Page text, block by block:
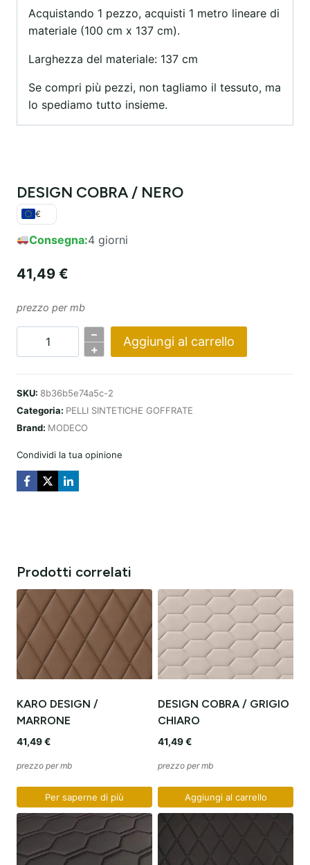
Acquistando 1 pezzo, acquisti 1 metro lineare di
materiale (100 cm x 137 cm).
Larghezza del materiale: 137 cm
Se compri più pezzi, non tagliamo il tessuto, ma
lo spediamo tutto insieme.
DESIGN COBRA / NERO
€
Consegna:4 giorni
41,49 €
prezzo per mb
Quantità
/
CZARNA
–
+
Aggiungi al carrello
SKU: 8b36b5e74a5c-2
Categoria: PELLI SINTETICHE GOFFRATE
Brand: MODECO
Condividi la tua opinione
Prodotti correlati
KARO DESIGN /
MARRONE
41,49€
prezzo per mb
Per saperne di più
DESIGN COBRA / GRIGIO
CHIARO
41,49€
prezzo per mb
Aggiungi al carrello